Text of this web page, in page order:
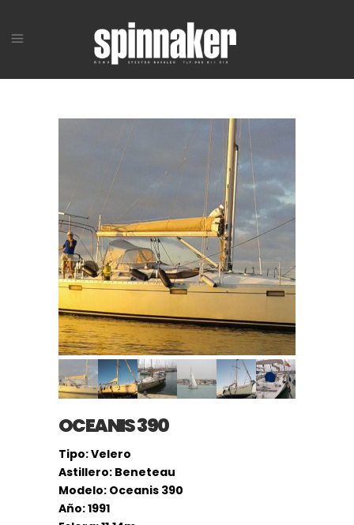
OCEANIS 390
Tipo: Velero
Astillero: Beneteau
Modelo: Oceanis 390
Año: 1991